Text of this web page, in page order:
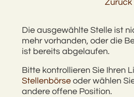
Zurück
Die ausgewählte Stelle ist
mehr vorhanden, oder die
ist bereits abgelaufen.
Bitte kontrollieren Sie Ihren
Stellenbörse oder wählen
andere offene Position.